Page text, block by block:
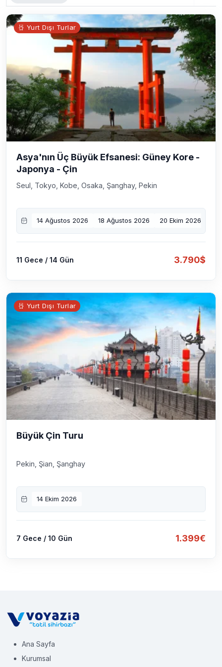
Yurt Dışı Turlar
Asya'nın Üç Büyük Efsanesi: Güney Kore -
Japonya - Çin
Seul, Tokyo, Kobe, Osaka, Şanghay, Pekin
14 Ağustos 2026 18 Ağustos 2026 20 Ekim 2026
11 Gece / 14 Gün 3.790$
Yurt Dışı Turlar
Büyük Çin Turu
Pekin, Şian, Şanghay
14 Ekim 2026
7 Gece / 10 Gün 1.399€
Ana Sayfa
Kurumsal